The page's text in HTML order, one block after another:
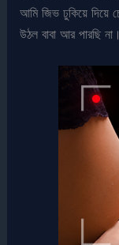
আমি জিভ ঢুকিয়ে দিয়ে
উঠল বাবা আর পারছি